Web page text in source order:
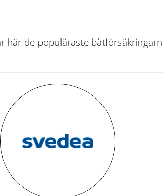
de populäraste